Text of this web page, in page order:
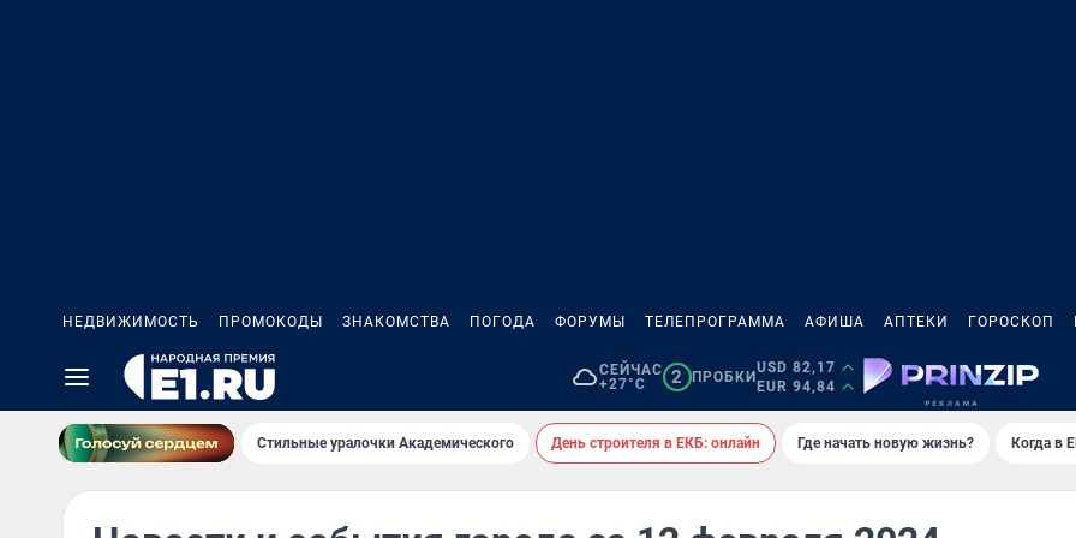
НЕДВИЖИМОСТЬ ПРОМОКОДЫ ЗНАКОМСТВА ПОГОДА ФОРУМЫ ТЕЛЕПРОГРАММА АФИША АПТЕКИ ГОРОСКОП
СЕЙЧАС
+27°C
2 ПРОБКИ
USD 82,17
EUR 94,84
Стильные уралочки Академического День строителя в ЕКБ: онлайн Где начать новую жизнь? Когда в